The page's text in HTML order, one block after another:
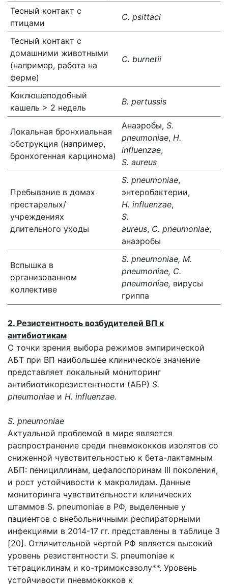
Тесный контакт с
птицами
С. psittaci
Тесный контакт с
домашними животными
(например, работа на
ферме)
С. burnetii
Коклюшеподобный
кашель > 2 недель
B. pertussis
Локальная бронхиальная
обструкция (например,
бронхогенная карцинома)
Анаэробы, S.
pneumoniae, H.
influenzae,
S. aureus
Пребывание в домах
престарелых/
учреждениях
длительного уходы
S. pneumoniae,
энтеробактерии,
H. influenzae,
S.
aureus, C. pneumoniae,
анаэробы
Вспышка в
организованном
коллективе
S. pneumoniae, M.
pneumoniae, C.
pneumoniae, вирусы
гриппа
2. Резистентность возбудителей ВП к
антибиотикам
С точки зрения выбора режимов эмпирической
АБТ при ВП наибольшее клиническое значение
представляет локальный мониторинг
антибиотикорезистентности (АБР) S.
pneumoniae и H. influenzae.
S. pneumoniae
Актуальной проблемой в мире является
распространение среди пневмококков изолятов со
сниженной чувствительностью к бета-лактамным
АБП: пенициллинам, цефалоспоринам III поколения,
и рост устойчивости к макролидам. Данные
мониторинга чувствительности клинических
штаммов S. pneumoniae в РФ, выделенные у
пациентов с внебольничными респираторными
инфекциями в 2014-17 гг. представлены в таблице 3
[20]. Отличительной чертой РФ является высокий
уровень резистентности S. pneumoniae к
тетрациклинам и ко-тримоксазолу**. Уровень
устойчивости пневмококков к